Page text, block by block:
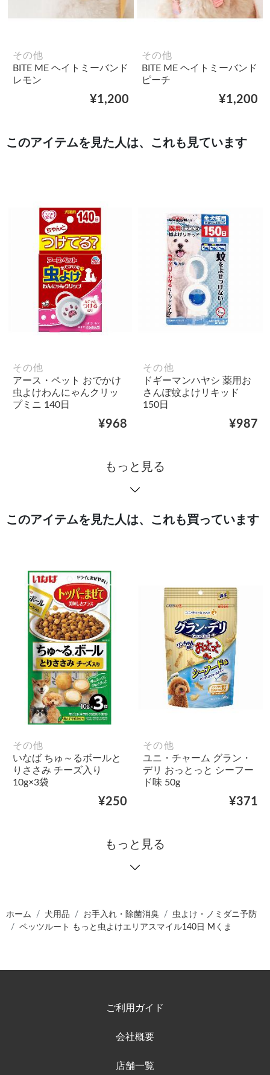
その他
BITE ME ヘイトミーバンド
レモン
¥1,200
その他
BITE ME ヘイトミーバンド
ピーチ
¥1,200
このアイテムを見た人は、これも見ています
その他
アース・ペット おでかけ
虫よけわんにゃんクリッ
プミニ 140日
¥968
その他
ドギーマンハヤシ 薬用お
さんぽ蚊よけリキッド
150日
¥987
もっと見る
このアイテムを見た人は、これも買っています
その他
いなば ちゅ～るボールと
りささみ チーズ入り
10g×3袋
¥250
その他
ユニ・チャーム グラン・
デリ おっとっと シーフー
ド味 50g
¥371
もっと見る
ホーム 犬用品 お手入れ・除菌消臭
虫よけ・ノミダニ予防
ペッツルート もっと虫よけエリアスマイル140日 Mくま
ご利用ガイド
会社概要
店舗一覧